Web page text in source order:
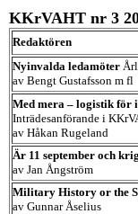
KKrVAHT nr 3
Redaktören
Nyinvalda ledamöter
av Bengt Gustafsson m fl
Med mera – logistik för
Inträdesanförande i
av Håkan Rugeland
Är 11 september och
av Jan Ångström
Military History or the
av Gunnar Åselius